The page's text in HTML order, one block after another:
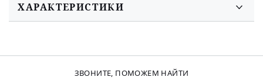
ХАРАКТЕРИСТИКИ
ЗВОНИТЕ, ПОМОЖЕМ НАЙТИ